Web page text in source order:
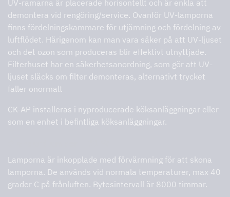
UV-ramarna är placerade horisontellt och är enkla att
demontera vid rengöring/service. Ovanför UV-lamporna
finns fördelningskammare för utjämning och fördelning av
luftflödet. Härigenom kan man vara säker på att UV-ljuset
och det ozon som produceras blir effektivt utnyttjade.
Filterhuset har en säkerhetsanordning, som gör att UV-
ljuset släcks om filter demonteras, alternativt trycket
faller onormalt
CK-AP installeras i nyproducerade köksanläggningar eller
som en enhet i befintliga köksanläggningar.
Lamporna är inkopplade med förvärmning för att skona
lamporna. De används vid normala temperaturer, max 40
grader C på frånluften. Bytesintervall är 8000 timmar.